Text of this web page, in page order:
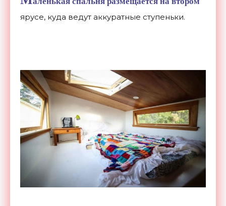
ярусе, куда ведут аккуратные ступеньки.